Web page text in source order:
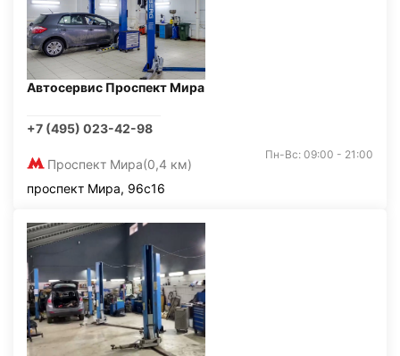
Автосервис Проспект Мира
+7 (495) 023-42-98
Проспект Мира(0,4 км)
Пн-Вс: 09:00 - 21:00
проспект Мира, 96с16